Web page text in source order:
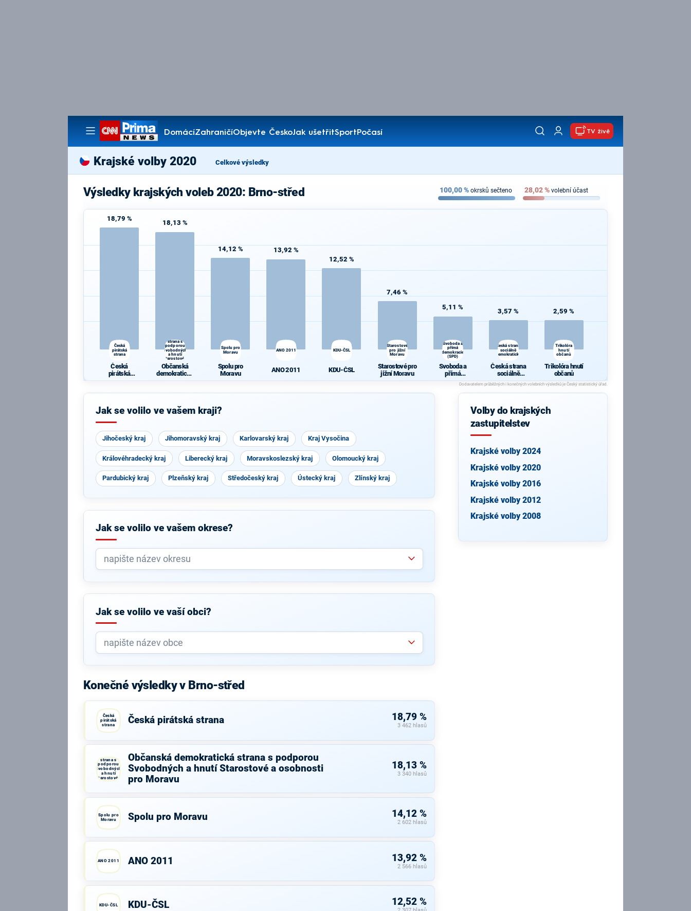
DomácíZahraničíObjevte ČeskoJak ušetřitSportPočasí
Pořady
TV živě
Krajské volby 2020 Celkové výsledky
Výsledky krajských voleb 2020: Brno-střed 100,00% okrsků sečteno 28,02% volební účast
18,79 %
Česká
pirátská
strana
Česká
pirátská
18,13 %
strana s
podporou
Svobodných
a hnutí
Starostové a
osobnosti
pro Moravu
Občanská
demokratická
Svobodných a
Starostové a
14,12 %
Spolu pro
Moravu
Spolu pro
Moravu
13,92 %
ANO 2011
ANO 2011
12,52 %
KDU-ČSL
KDU-ČSL
7,46 %
Starostové
pro jižní
Moravu
Starostové pro
jižní Moravu
5,11 %
Svoboda a
přímá
demokracie
(SPD)
Svoboda a
přímá
demokracie
(SPD)
3,57 %
Česká strana
sociálně
demokratická
Česká strana
sociálně
demokratická
2,59 %
Trikolóra
hnutí
občanů
Trikolóra hnutí
občanů
Jak se volilo ve vašem kraji?
Jihočeský kraj Jihomoravský kraj Karlovarský kraj Kraj Vysočina
Královéhradecký kraj Liberecký kraj Moravskoslezský kraj Olomoucký kraj
Pardubický kraj Plzeňský kraj Středočeský kraj Ústecký kraj Zlínský kraj
Jak se volilo ve vašem okrese?
Jak se volilo ve vaší obci?
Konečné výsledky v Brno-střed
Česká
pirátská
strana
Česká pirátská strana 18,79 %
3 462 hlasů
strana s
podporou
Svobodných
a hnutí
Starostové a
osobnosti
Občanská demokratická strana s podporou
Svobodných a hnutí Starostové a osobnosti
pro Moravu
18,13 %
3 340 hlasů
Spolu pro
Moravu
Spolu pro Moravu 14,12 %
2 602 hlasů
ANO 2011 ANO 2011 13,92 %
2 566 hlasů
KDU-ČSL KDU-ČSL 12,52 %
Volby do krajských
zastupitelstev
Krajské volby 2024
Krajské volby 2020
Krajské volby 2016
Krajské volby 2012
Krajské volby 2008